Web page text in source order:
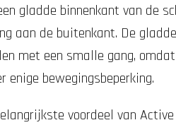
gladde binnenkant van de
aan de buitenkant. De
met een smalle gang,
enige bewegingsbeperking.
voordeel van